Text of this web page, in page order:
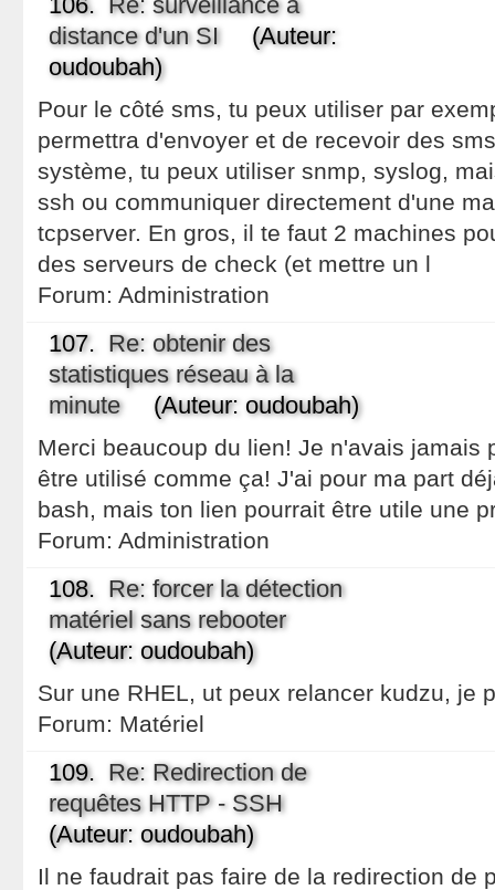
distance d'un SI(Auteur:
oudoubah)
Pour le côté sms, tu peux utiliser par
permettra d'envoyer et de recevoir des
système, tu peux utiliser snmp, syslog,
ssh ou communiquer directement d'une
tcpserver. En gros, il te faut 2 machines
des serveurs de check (et mettre un l
Forum: Administration
107. Re: obtenir des
statistiques réseau à la
minute(Auteur: oudoubah)
Merci beaucoup du lien! Je n'avais jamais
être utilisé comme ça! J'ai pour ma part
bash, mais ton lien pourrait être utile une
Forum: Administration
108. Re: forcer la détection
matériel sans rebooter
(Auteur: oudoubah)
Sur une RHEL, ut peux relancer kudzu, je
Forum: Matériel
109. Re: Redirection de
requêtes HTTP - SSH
(Auteur: oudoubah)
Il ne faudrait pas faire de la redirection de